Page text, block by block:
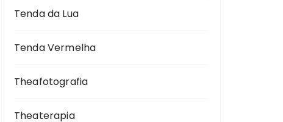
Tenda da Lua
Tenda Vermelha
Theafotografia
Theaterapia